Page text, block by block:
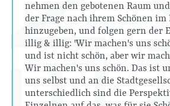
nehmen den gebotenen Raum
der Frage nach ihrem Schönen im
hinzugeben, und folgen gern der
illig & illig: "Wir machen's uns
und ist nicht schön, aber wir
Wir machen's uns schön. Das ist
uns selbst und an die
unterschiedlich sind die